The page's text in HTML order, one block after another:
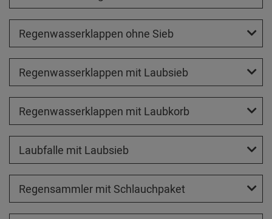
Regenwasserklappen ohne Sieb
Regenwasserklappen mit Laubsieb
Regenwasserklappen mit Laubkorb
Laubfalle mit Laubsieb
Regensammler mit Schlauchpaket